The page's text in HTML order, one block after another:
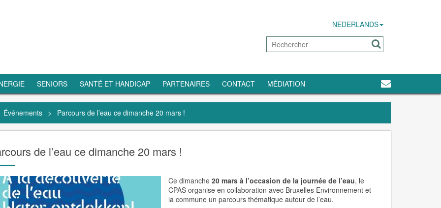
NEDERLANDS
SENIORS SANTÉ ET HANDICAP PARTENAIRES CONTACT MÉDIATION
Événements > Parcours de l’eau ce dimanche 20 mars !
de l’eau ce dimanche 20 mars !
Ce dimanche 20 mars à l’occasion de la journée de l’eau, le
CPAS organise en collaboration avec Bruxelles Environnement et
la commune un parcours thématique autour de l’eau.